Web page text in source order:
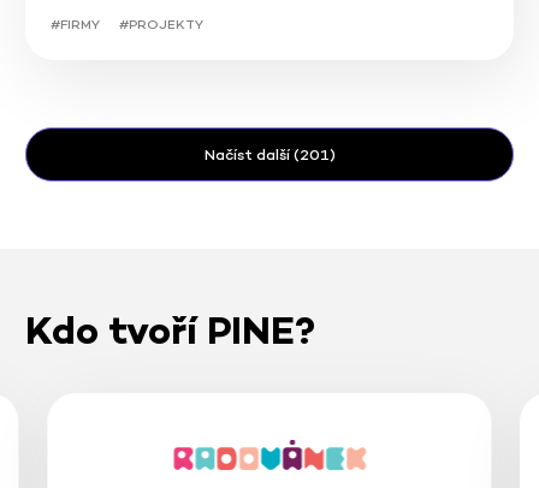
#FIRMY #PROJEKTY
Načíst další (201)
Kdo tvoří PINE?